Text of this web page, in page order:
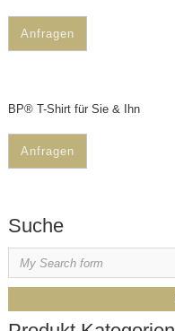
Anfragen
BP® T-Shirt für Sie & Ihn
Anfragen
Suche